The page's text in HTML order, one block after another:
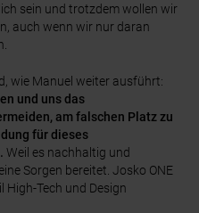
sein und trotzdem wollen wir
auch wenn wir nur daran
wie Manuel weiter ausführt:
und uns das
am falschen Platz zu
für dieses
Weil es nachhaltig und
Sorgen bereitet. Josko ONE
Tech und Design